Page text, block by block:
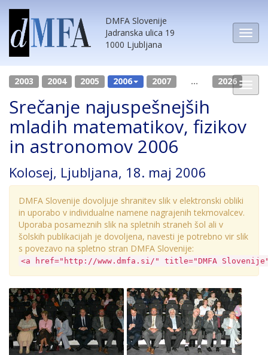
DMFA Slovenije
Jadranska ulica 19
1000 Ljubljana
2003 2004 2005 2006 2007 ... 2026
Srečanje najuspešnejših
mladih matematikov, fizikov
in astronomov 2006
Kolosej, Ljubljana, 18. maj 2006
DMFA Slovenije dovoljuje shranitev slik v elektronski obliki
in uporabo v individualne namene nagrajenih tekmovalcev.
Uporaba posameznih slik na spletnih straneh šol ali v
šolskih publikacijah je dovoljena, navesti je potrebno vir slik
s povezavo na spletno stran DMFA Slovenije:
<a href="http://www.dmfa.si/" title="DMFA